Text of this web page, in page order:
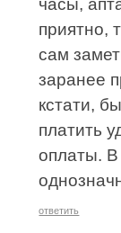
часы,
приятно,
сам
заранее
кстати,
платить
оплаты.
ответить